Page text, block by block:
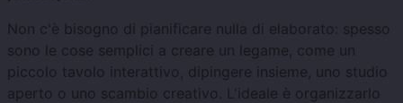
Non c'è bisogno di pianificare nulla di elaborato: spesso
sono le cose semplici a creare un legame, come un
piccolo tavolo interattivo, dipingere insieme, uno studio
aperto o uno scambio creativo. L'ideale è organizzarlo